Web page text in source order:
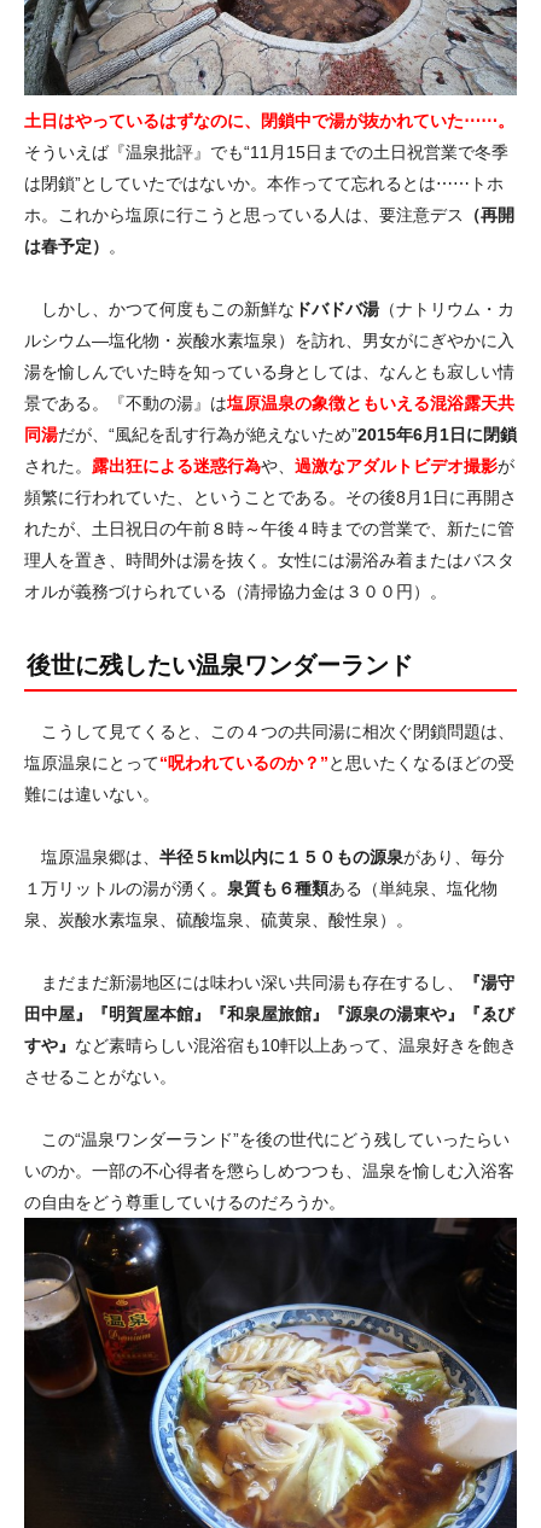
土日はやっているはずなのに、閉鎖中で湯が抜かれていた⋯⋯。
そういえば『温泉批評』でも“11月15日までの土日祝営業で冬季
は閉鎖”としていたではないか。本作ってて忘れるとは⋯⋯トホ
ホ。これから塩原に行こうと思っている人は、要注意デス
（再開
は春予定）
。
しかし、かつて何度もこの新鮮な ドバドバ湯 （ナトリウム・カ
ルシウム―塩化物・炭酸水素塩泉）を訪れ、男女がにぎやかに入
湯を愉しんでいた時を知っている身としては、なんとも寂しい情
景である。『不動の湯』は塩原温泉の象徴ともいえる混浴露天共
同湯だが、“風紀を乱す行為が絶えないため”2015年6月1日に閉鎖
された。 露出狂による迷惑行為や、 過激なアダルトビデオ撮影が
頻繁に行われていた、ということである。その後8月1日に再開さ
れたが、土日祝日の午前８時～午後４時までの営業で、新たに管
理人を置き、時間外は湯を抜く。女性には湯浴み着またはバスタ
オルが義務づけられている（清掃協力金は３００円）。
後世に残したい温泉ワンダーランド
こうして見てくると、この４つの共同湯に相次ぐ閉鎖問題は、
塩原温泉にとって“呪われているのか？”と思いたくなるほどの受
難には違いない。
塩原温泉郷は、 半径５km以内に１５０もの源泉があり、毎分
１万リットルの湯が湧く。 泉質も６種類ある（単純泉、塩化物
泉、炭酸水素塩泉、硫酸塩泉、硫黄泉、酸性泉）。
まだまだ新湯地区には味わい深い共同湯も存在するし、
『湯守
田中屋』『明賀屋本館』『和泉屋旅館』『源泉の湯東や』『ゑび
すや』 など素晴らしい混浴宿も10軒以上あって、温泉好きを飽き
させることがない。
この“温泉ワンダーランド”を後の世代にどう残していったらい
いのか。一部の不心得者を懲らしめつつも、温泉を愉しむ入浴客
の自由をどう尊重していけるのだろうか。